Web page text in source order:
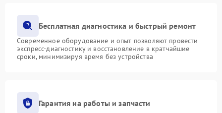
Бесплатная диагностика и быстрый ремонт
Современное оборудование и опыт позволяют провести
экспресс-диагностику и восстановление в кратчайшие
сроки, минимизируя время без устройства
Гарантия на работы и запчасти